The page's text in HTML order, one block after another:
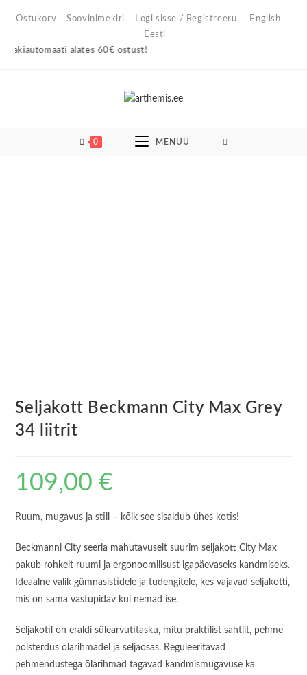
Ostukorv Soovinimekiri Logi sisse / Registreeru
English
Eesti
alates 60€ ostust!
0 MENÜÜ
Seljakott Beckmann City Max Grey
34 liitrit
109,00€
Ruum, mugavus ja stiil – kõik see sisaldub ühes kotis!
Beckmanni City seeria mahutavuselt suurim seljakott City Max
pakub rohkelt ruumi ja ergonoomilisust igapäevaseks kandmiseks.
Ideaalne valik gümnasistidele ja tudengitele, kes vajavad seljakotti,
mis on sama vastupidav kui nemad ise.
Seljakotil on eraldi sülearvutitasku, mitu praktilist sahtlit, pehme
polsterdus õlarihmadel ja seljaosas. Reguleeritavad
pehmendustega õlarihmad tagavad kandmismugavuse ka